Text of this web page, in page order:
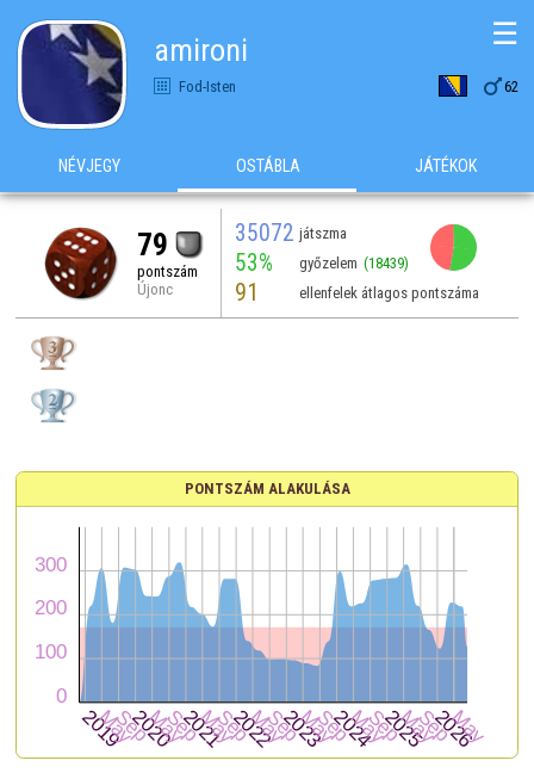
amironi
Fod-Isten 62
☰
NÉVJEGY OSTÁBLA JÁTÉKOK
79
pontszám
Újonc
35072 játszma
53% győzelem (18439)
91 ellenfelek átlagos pontszáma
PONTSZÁM ALAKULÁSA